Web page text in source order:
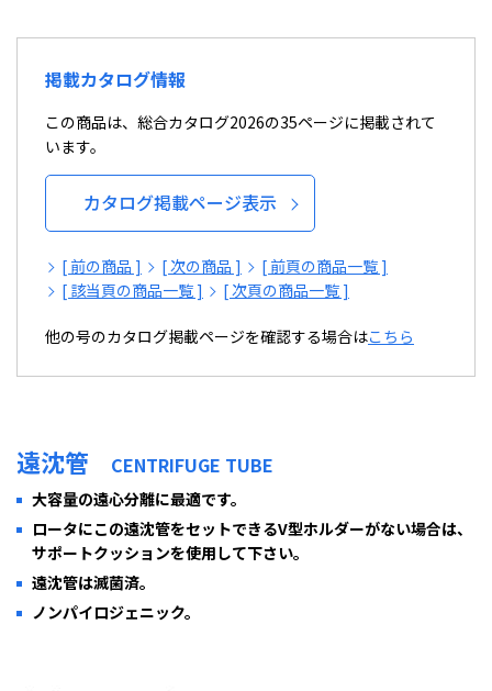
掲載カタログ情報
この商品は、総合カタログ2026の35ページに掲載されて
います。
カタログ掲載ページ表示
[ 前の商品 ] [ 次の商品 ]
[ 前頁の商品一覧 ]
[ 該当頁の商品一覧 ]
[ 次頁の商品一覧 ]
他の号のカタログ掲載ページを確認する場合はこちら
遠沈管 CENTRIFUGE TUBE
大容量の遠心分離に最適です。
ロータにこの遠沈管をセットできるV型ホルダーがない場合は、
サポートクッションを使用して下さい。
遠沈管は滅菌済。
ノンパイロジェニック。